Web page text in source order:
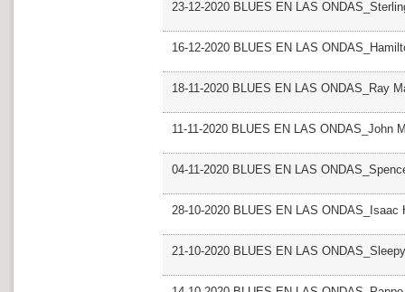
23-12-2020 BLUES EN LAS
16-12-2020 BLUES EN LAS
18-11-2020 BLUES EN LAS ONDAS_Ray
11-11-2020 BLUES EN LAS ONDAS_John
04-11-2020 BLUES EN LAS
28-10-2020 BLUES EN LAS ONDAS_Isaac
21-10-2020 BLUES EN LAS